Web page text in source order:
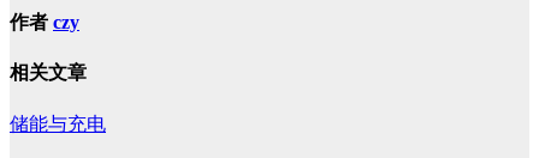
作者 czy
相关文章
储能与充电